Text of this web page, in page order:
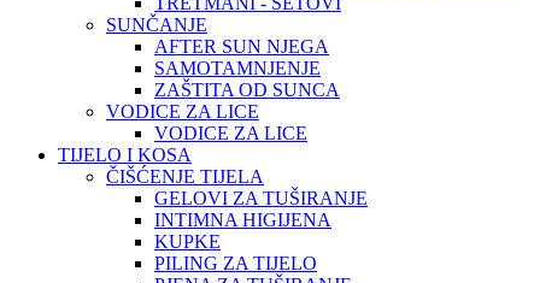
SUNČANJE
AFTER SUN NJEGA
SAMOTAMNJENJE
ZAŠTITA OD SUNCA
VODICE ZA LICE
VODICE ZA LICE
TIJELO I KOSA
ČIŠĆENJE TIJELA
GELOVI ZA TUŠIRANJE
INTIMNA HIGIJENA
KUPKE
PILING ZA TIJELO